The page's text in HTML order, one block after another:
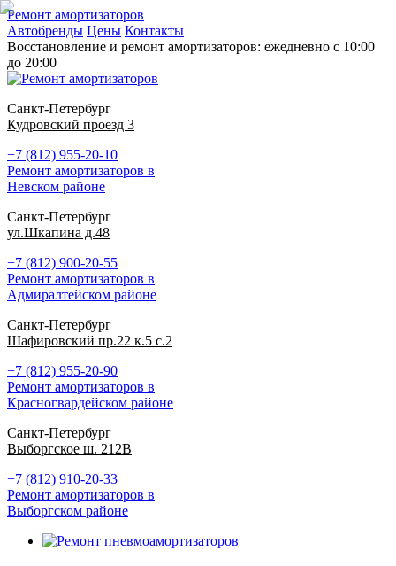
Ремонт амортизаторов
Автобренды Цены Контакты
Восстановление и ремонт амортизаторов: ежедневно с 10:00
до 20:00
Санкт-Петербург
Кудровский проезд 3
+7 (812) 955-20-10
Ремонт амортизаторов в
Невском районе
Санкт-Петербург
ул.Шкапина д.48
+7 (812) 900-20-55
Ремонт амортизаторов в
Адмиралтейском районе
Санкт-Петербург
Шафировский пр.22 к.5 с.2
+7 (812) 955-20-90
Ремонт амортизаторов в
Красногвардейском районе
Санкт-Петербург
Выборгское ш. 212В
+7 (812) 910-20-33
Ремонт амортизаторов в
Выборгском районе